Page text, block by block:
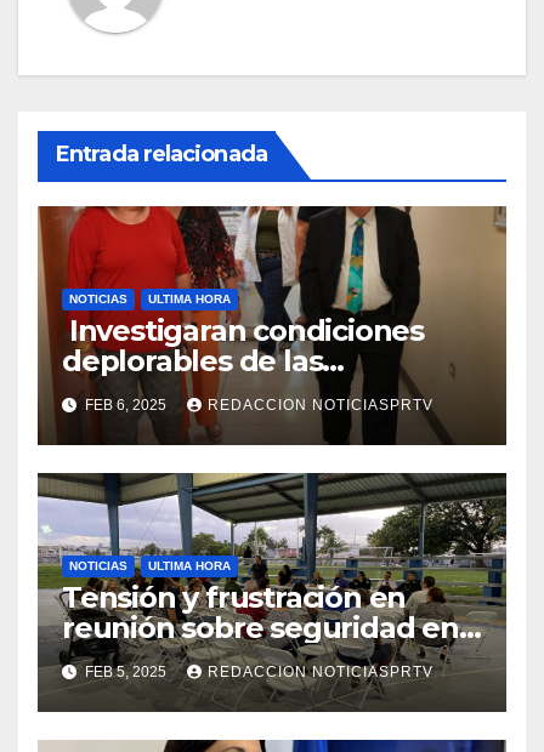
Entrada relacionada
NOTICIAS ULTIMA HORA
Investigaran condiciones
deplorables de las
facilidades el Departamento
de la Salud en Mayagüez
FEB 6, 2025 REDACCION NOTICIASPRTV
NOTICIAS ULTIMA HORA
Tensión y frustración en
reunión sobre seguridad en
Reparto Metropolitano
FEB 5, 2025 REDACCION NOTICIASPRTV